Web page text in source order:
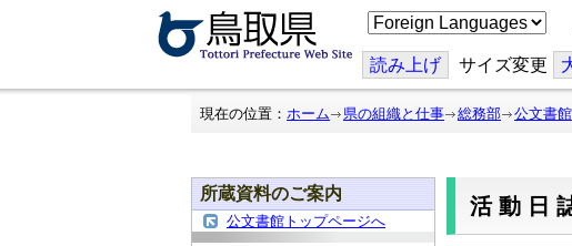
こ
の
ジ
を
翻
読み上げ サイズ変更
現在の位置： ホーム 県の組織と仕事 総務部 公文書館
所蔵資料のご案内
公文書館トップページへ
活動日